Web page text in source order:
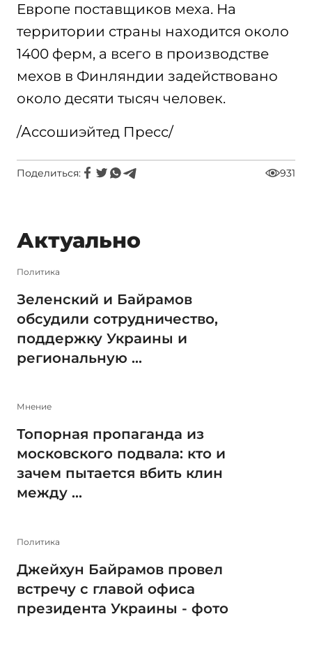
Европе поставщиков меха. На
территории страны находится около
1400 ферм, а всего в производстве
мехов в Финляндии задействовано
около десяти тысяч человек.
/Ассошиэйтед Пресс/
Поделиться: 931
Актуально
Политика
Зеленский и Байрамов
обсудили сотрудничество,
поддержку Украины и
региональную ...
Мнение
Топорная пропаганда из
московского подвала: кто и
зачем пытается вбить клин
между ...
Политика
Джейхун Байрамов провел
встречу с главой офиса
президента Украины - фото